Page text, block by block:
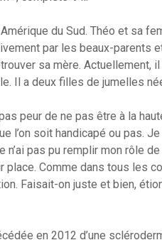
du Sud. Théo et sa
par les beaux-parents
sa mère. Actuellement,
Il a deux filles de jumelles
peur de ne pas être à la
l’on soit handicapé ou pas.
pas pu remplir mon rôle
place. Comme dans tous les
Faisait-on juste et bien,
en 2012 d’une